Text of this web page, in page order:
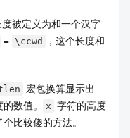
被定义为和一个汉字
= \ccwd ，这个长度和
宏包换算显示出
数值。
x 字符的高度
比较傻的方法。